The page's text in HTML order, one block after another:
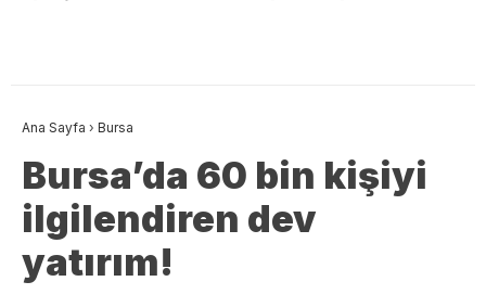
Ana Sayfa › Bursa
Bursa’da 60 bin kişiyi
ilgilendiren dev
yatırım!